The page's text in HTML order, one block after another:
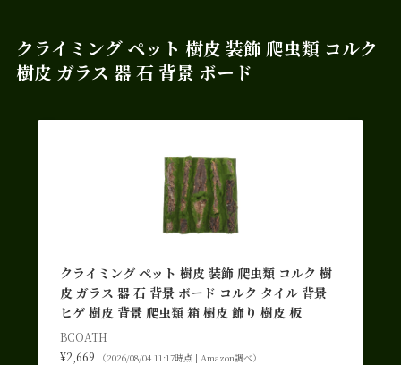
クライミング ペット 樹皮 装飾 爬虫類 コルク
樹皮 ガラス 器 石 背景 ボード
クライミング ペット 樹皮 装飾 爬虫類 コルク 樹
皮 ガラス 器 石 背景 ボード コルク タイル 背景
ヒゲ 樹皮 背景 爬虫類 箱 樹皮 飾り 樹皮 板
BCOATH
¥2,669
（2026/08/04 11:17時点 | Amazon調べ）